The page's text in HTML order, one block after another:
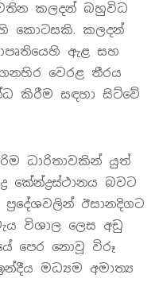
කලදන් බහුවිධ
කොටසකි. කලදන්
ඇළ සහ
වෙරළ තීරය
කිරීම සඳහා සිට්වේ
ධාරිතාවකින් යුත්
කේන්ද්‍රස්ථානය බවට
ඊසානදිගට
විශාල ලෙස අඩු
පෙර නොවූ විරූ
මධ්‍යම අමාත්‍ය